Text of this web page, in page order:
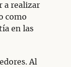
a realizar
como
en las
Al